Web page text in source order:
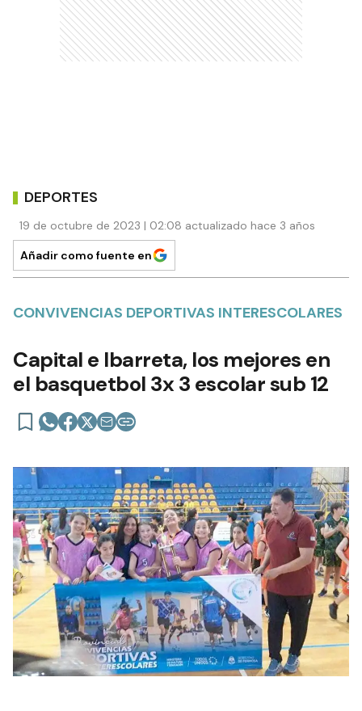
DEPORTES
19 de octubre de 2023 | 02:08 actualizado hace 3 años
Añadir como fuente en
CONVIVENCIAS DEPORTIVAS INTERESCOLARES
Capital e Ibarreta, los mejores en
el basquetbol 3x 3 escolar sub 12